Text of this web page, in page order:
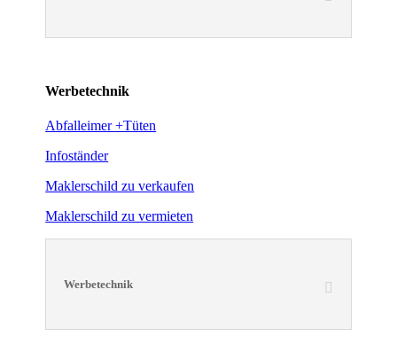
Werbetechnik
Abfalleimer +Tüten
Infoständer
Maklerschild zu verkaufen
Maklerschild zu vermieten
Werbetechnik